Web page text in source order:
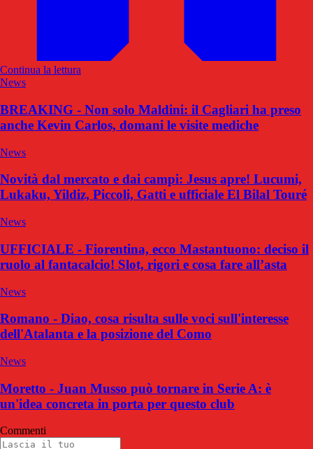
Continua la lettura
News
BREAKING - Non solo Maldini: il Cagliari ha preso
anche Kevin Carlos, domani le visite mediche
News
Novità dal mercato e dai campi: Jesus apre! Lucumi,
Lukaku, Yildiz, Piccoli, Gatti e ufficiale El Bilal Touré
News
UFFICIALE - Fiorentina, ecco Mastantuono: deciso il
ruolo al fantacalcio! Slot, rigori e cosa fare all’asta
News
Romano - Diao, cosa risulta sulle voci sull'interesse
dell'Atalanta e la posizione del Como
News
Moretto - Juan Musso può tornare in Serie A: è
un'idea concreta in porta per questo club
Commenti